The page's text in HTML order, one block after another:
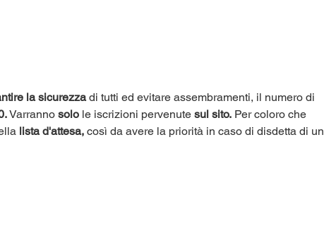
la sicurezza di tutti ed evitare assembramenti, il numero di
Varranno solo le iscrizioni pervenute sul sito. Per coloro che
lista d'attesa, così da avere la priorità in caso di disdetta di un